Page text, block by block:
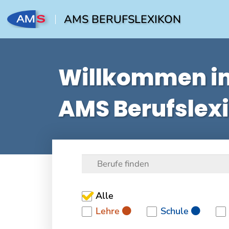
AMS BERUFSLEXIKON
Willkommen
AMS
Alle
Lehre
Schule